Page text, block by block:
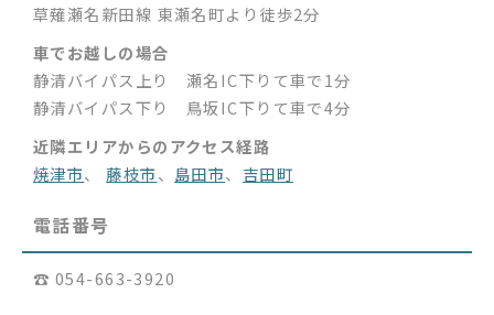
草薙瀬名新田線 東瀬名町より徒歩2分
車でお越しの場合
静清バイパス上り 瀬名IC下りて車で1分
静清バイパス下り 鳥坂IC下りて車で4分
近隣エリアからのアクセス経路
焼津市、藤枝市、 島田市、 吉田町
電話番号
☎︎ 054-663-3920